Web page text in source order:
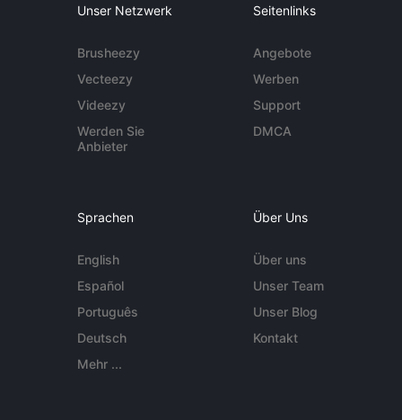
Unser Netzwerk
Brusheezy
Vecteezy
Videezy
Werden Sie
Anbieter
Seitenlinks
Angebote
Werben
Support
DMCA
Sprachen
English
Español
Português
Deutsch
Mehr ...
Über Uns
Über uns
Unser Team
Unser Blog
Kontakt